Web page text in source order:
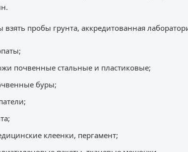
взять пробы грунта, аккредитованная
почвенные стальные и пластиковые;
буры;
клеенки, пергамент;